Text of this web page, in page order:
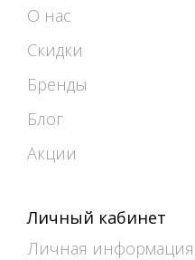
О нас
Скидки
Бренды
Блог
Акции
Личный кабинет
Личная информация